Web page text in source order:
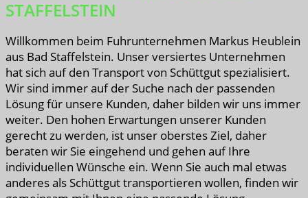
STAFFELSTEIN
Willkommen beim Fuhrunternehmen Markus Heublein
aus Bad Staffelstein. Unser versiertes Unternehmen
hat sich auf den Transport von Schüttgut spezialisiert.
Wir sind immer auf der Suche nach der passenden
Lösung für unsere Kunden, daher bilden wir uns immer
weiter. Den hohen Erwartungen unserer Kunden
gerecht zu werden, ist unser oberstes Ziel, daher
beraten wir Sie eingehend und gehen auf Ihre
individuellen Wünsche ein. Wenn Sie auch mal etwas
anderes als Schüttgut transportieren wollen, finden wir